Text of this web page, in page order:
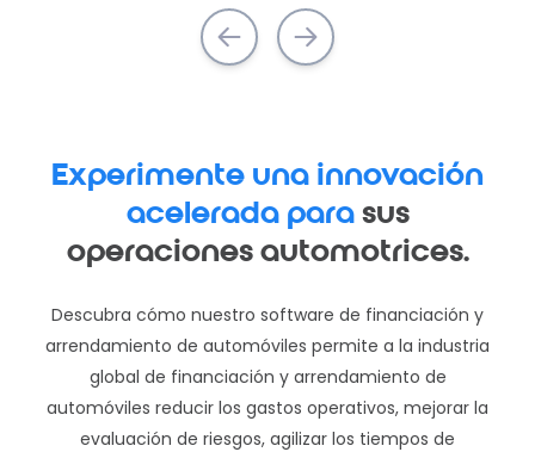
Experimente una innovación
acelerada parasus
operaciones automotrices.
Descubra cómo nuestro software de financiación y
arrendamiento de automóviles permite a la industria
global de financiación y arrendamiento de
automóviles reducir los gastos operativos, mejorar la
evaluación de riesgos, agilizar los tiempos de